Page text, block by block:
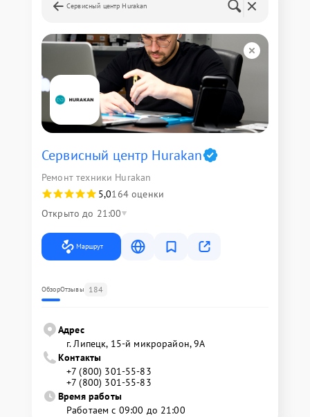
Сервисный центр Hurakan
Сервисный центр Hurakan
Ремонт техники Hurakan
5,0164 оценки
Открыто до 21:00
Маршрут
ОбзорОтзывы 184
Адрес
г. Липецк, 15-й микрорайон, 9А
Контакты
+7 (800) 301-55-83
+7 (800) 301-55-83
Время работы
Работаем с 09:00 до 21:00